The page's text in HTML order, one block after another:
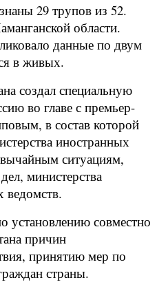
29 трупов из 52.
области.
данные по двум
в живых.
создал специальную
во главе с премьер-
в состав которой
иностранных
ситуациям,
министерства
ведомств.
установлению совместно
причин
принятию мер по
страны.